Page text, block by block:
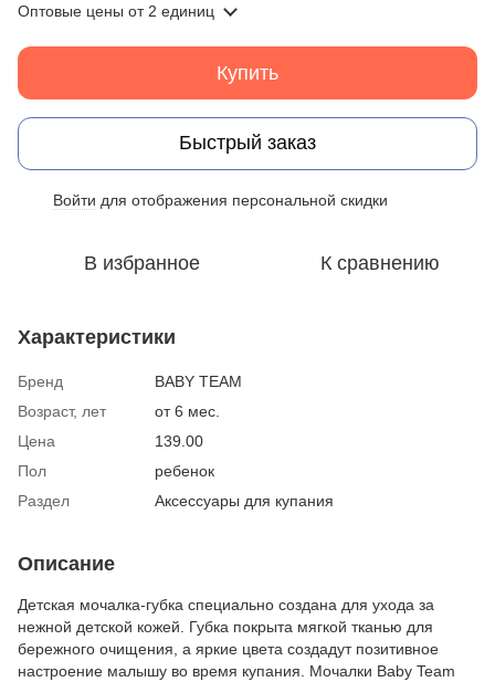
Оптовые цены от 2 единиц
Купить
Быстрый заказ
Войти для отображения персональной скидки
В избранное К сравнению
Характеристики
Бренд
BABY TEAM
Возраст, лет
от 6 мес.
Цена
139.00
Пол
ребенок
Раздел
Аксессуары для купания
Описание
Детская мочалка-губка специально создана для ухода за
нежной детской кожей. Губка покрыта мягкой тканью для
бережного очищения, а яркие цвета создадут позитивное
настроение малышу во время купания. Мочалки Baby Team